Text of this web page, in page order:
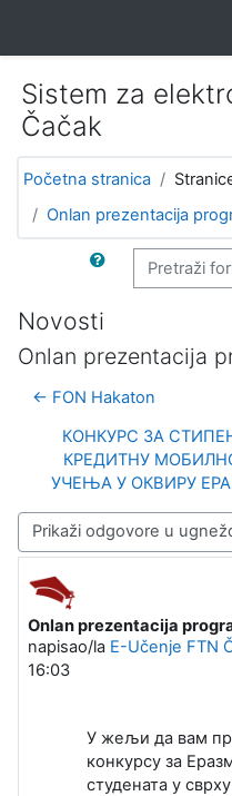
Sistem za
Čačak
Početna stranica
Onlan prezentacija
Pretraži
Novosti
Onlan prezentacija
← FON Hakaton
КОНКУРС ЗА
КРЕДИТНУ
УЧЕЊА У ОКВИРУ
Način prikazivanja
Onlan prezentacija
napisao/la E-Učenje FTN
16:03
Broj odgovora: 0
У жељи да вам
конкурсу за
студената у